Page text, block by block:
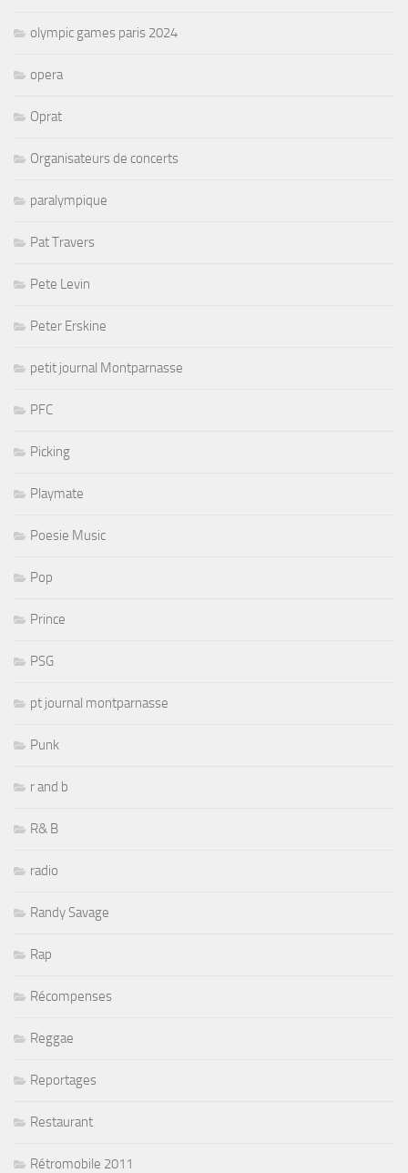
olympic games paris 2024
opera
Oprat
Organisateurs de concerts
paralympique
Pat Travers
Pete Levin
Peter Erskine
petit journal Montparnasse
PFC
Picking
Playmate
Poesie Music
Pop
Prince
PSG
pt journal montparnasse
Punk
r and b
R& B
radio
Randy Savage
Rap
Récompenses
Reggae
Reportages
Restaurant
Rétromobile 2011